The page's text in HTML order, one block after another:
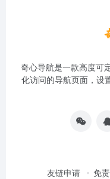
奇心导航是一款高度可
化访问的导航页面，设
友链申请 免